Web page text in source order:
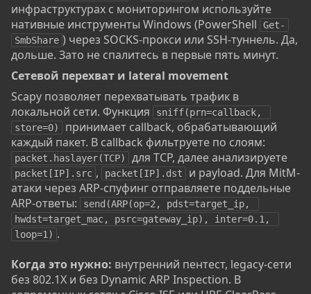
инфраструктурах с мониторингом используйте
нативные инструменты Windows (PowerShell
Get-
SmbShare ) через SOCKS-прокси или SSH-туннель. Да,
дольше. Зато не спалитесь в первые пять минут.
Сетевой перехват и lateral movement​
Scapy позволяет перехватывать трафик в
локальной сети. Функция
sniff(prn=callback,
store=0)
принимает callback, обрабатывающий
каждый пакет. В callback фильтруете по слоям:
packet.haslayer(TCP) для TCP, далее анализируете
packet[IP].src , packet[IP].dst
и payload. Для MitM-
атаки через ARP-спуфинг отправляете поддельные
ARP-ответы:
send(ARP(op=2, pdst=target_ip,
hwdst=target_mac, psrc=gateway_ip), inter=0.1,
loop=1) .
Когда это нужно: внутренний пентест, legacy-сети
без 802.1X и без Dynamic ARP Inspection. В